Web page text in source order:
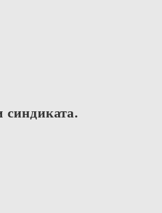
синдиката.